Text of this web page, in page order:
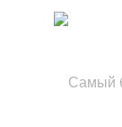
Самый